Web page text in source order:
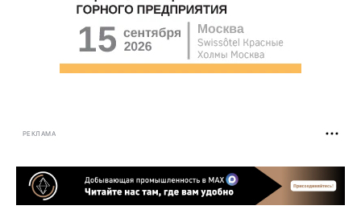
РЕКЛАМА